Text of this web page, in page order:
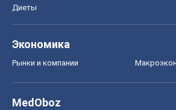
Диеты
Экономика
Рынки и компании
MedOboz